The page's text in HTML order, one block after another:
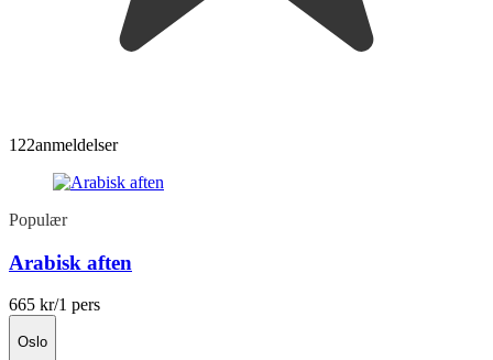
122anmeldelser
Populær
Arabisk aften
665 kr/1 pers
Oslo